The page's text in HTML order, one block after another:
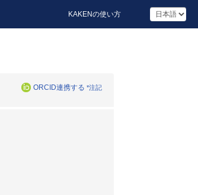
KAKENの使い方
ORCID連携する *注記